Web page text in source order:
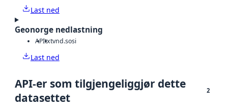
Last ned
Geonorge nedlastning
APItxtvnd.sosi
Last ned
API-er som tilgjengeliggjør dette
datasettet
2